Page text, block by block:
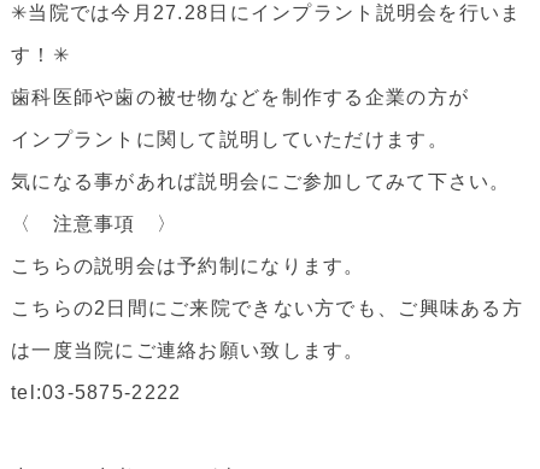
✳︎当院では今月27.28日にインプラント説明会を行いま
す！✳︎
歯科医師や歯の被せ物などを制作する企業の方が
インプラントに関して説明していただけます。
気になる事があれば説明会にご参加してみて下さい。
〈 注意事項 〉
こちらの説明会は予約制になります。
こちらの2日間にご来院できない方でも、ご興味ある方
は一度当院にご連絡お願い致します。
tel:03-5875-2222